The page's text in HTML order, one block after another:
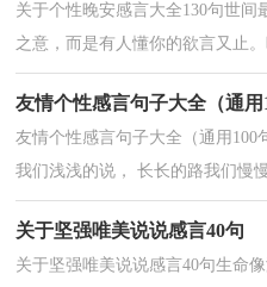
关于个性晚安感言大全130句世
之意，而是有人懂你的欲言又止
读者整理的个性晚安感言，仅供
友情个性感言句子大全（通用
友情个性感言句子大全（通用
我们浅浅的说， 长长的路我们慢
友情个性感言句子，欢迎阅读。1
关于坚强唯美说说感言40句
关于坚强唯美说说感言40句生命